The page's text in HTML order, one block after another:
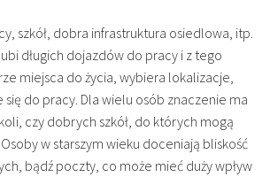
szkół, dobra infrastruktura osiedlowa, itp.
długich dojazdów do pracy i z tego
miejsca do życia, wybiera lokalizacje,
się do pracy. Dla wielu osób znaczenie ma
czy dobrych szkół, do których mogą
w starszym wieku doceniają bliskość
bądź poczty, co może mieć duży wpływ